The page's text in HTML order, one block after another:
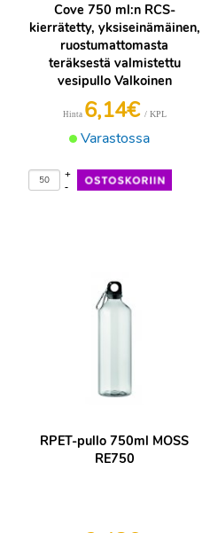
Cove 750 ml:n RCS-
kierrätetty, yksiseinämäinen,
ruostumattomasta
teräksestä valmistettu
vesipullo Valkoinen
Varastossa
Hinta 6,14€ / KPL
-
+
RPET-pullo 750ml MOSS
RE750